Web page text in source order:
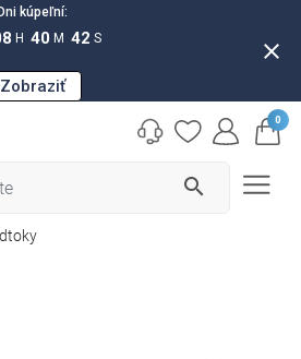
Dni kúpeľní:
H 40 M 41 S
Zobraziť
close
search
0